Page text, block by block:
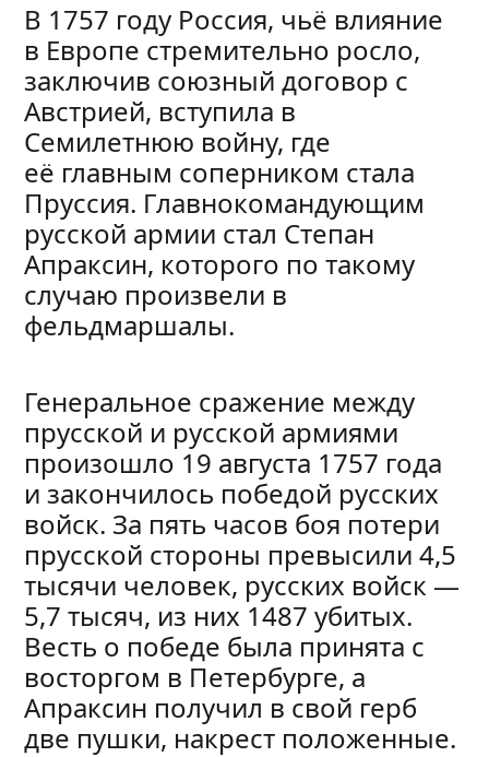
В 1757 году Россия, чьё влияние
в Европе стремительно росло,
заключив союзный договор с
Австрией, вступила в
Семилетнюю войну, где
её главным соперником стала
Пруссия. Главнокомандующим
русской армии стал Степан
Апраксин, которого по такому
случаю произвели в
фельдмаршалы.
Генеральное сражение между
прусской и русской армиями
произошло 19 августа 1757 года
и закончилось победой русских
войск. За пять часов боя потери
прусской стороны превысили 4,5
тысячи человек, русских войск —
5,7 тысяч, из них 1487 убитых.
Весть о победе была принята с
восторгом в Петербурге, а
Апраксин получил в свой герб
две пушки, накрест положенные.